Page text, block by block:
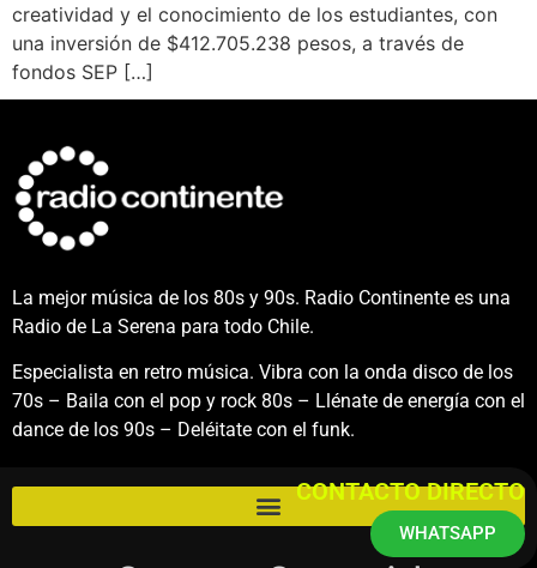
creatividad y el conocimiento de los estudiantes, con
una inversión de $412.705.238 pesos, a través de
fondos SEP […]
La mejor música de los 80s y 90s. Radio Continente es una
Radio de La Serena para todo Chile.
Especialista en retro música. Vibra con la onda disco de los
70s – Baila con el pop y rock 80s – Llénate de energía con el
dance de los 90s – Deléitate con el funk.
CONTACTO DIRECTO
WHATSAPP